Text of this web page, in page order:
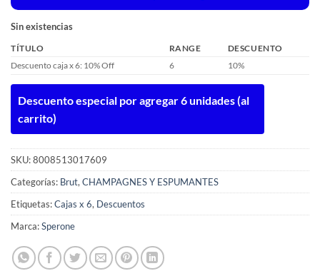
Sin existencias
TÍTULO RANGE
DESCUENTO
Descuento caja x 6: 10% Off
6 10%
Descuento especial por agregar 6 unidades (al
carrito)
SKU:8008513017609
Categorías: Brut, CHAMPAGNES Y ESPUMANTES
Etiquetas:Cajas x 6, Descuentos
Marca:Sperone